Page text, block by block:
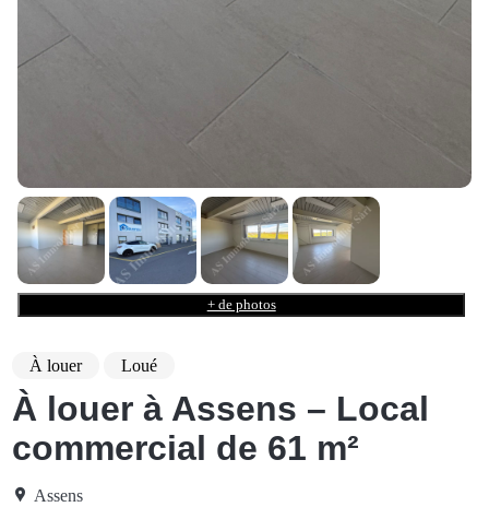
+ de photos
À louer Loué
À louer à Assens – Local
commercial de 61 m²
Assens